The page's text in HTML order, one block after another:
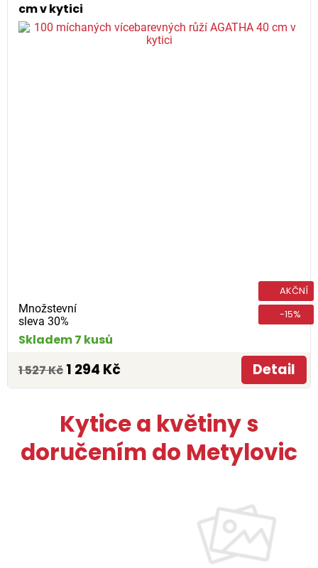
cm v kytici
Množstevní
sleva 30%
AKČNÍ
-15%
Skladem 7 kusů
1 527 Kč 1 294 Kč Detail
Kytice a květiny s
doručením do Metylovic